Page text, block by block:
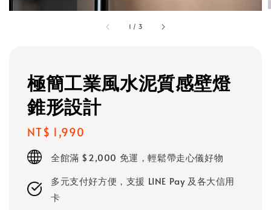
1 / 3
極簡工業風水泥質感壁燈
錐形設計
Regular
price
NT$ 1,990
全館滿 $2,000 免運，輕鬆帶走心儀好物
多元支付好方便，支援 LINE Pay 及各大信用
卡